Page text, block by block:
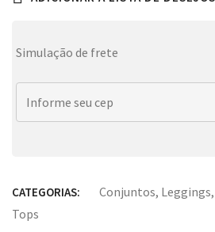
Simulação de frete
CATEGORIAS: Conjuntos, Leggings,
Tops